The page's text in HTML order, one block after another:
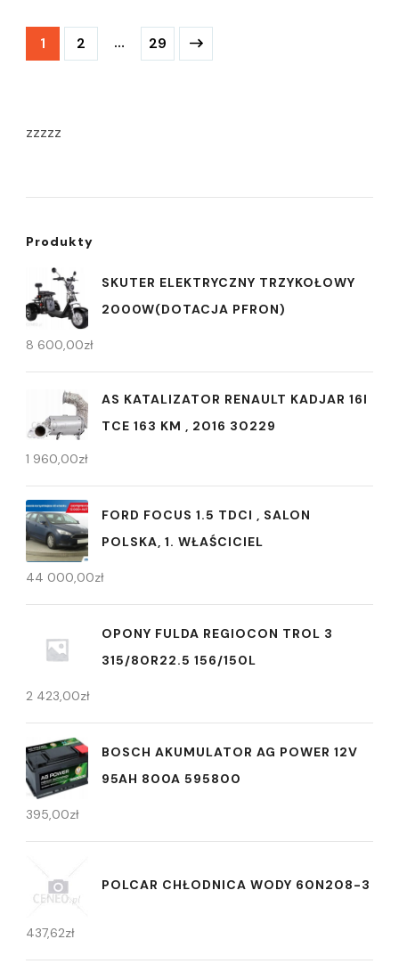
Stronicowanie
Strona
1 Strona
2 … Strona
29
zzzzz
Produkty
SKUTER ELEKTRYCZNY TRZYKOŁOWY
2000W(DOTACJA PFRON)
8 600,00zł
AS KATALIZATOR RENAULT KADJAR 16I
TCE 163 KM , 2016 30229
1 960,00zł
FORD FOCUS 1.5 TDCI , SALON
POLSKA, 1. WŁAŚCICIEL
44 000,00zł
OPONY FULDA REGIOCON TROL 3
315/80R22.5 156/150L
2 423,00zł
BOSCH AKUMULATOR AG POWER 12V
95AH 800A 595800
395,00zł
POLCAR CHŁODNICA WODY 60N208-3
437,62zł